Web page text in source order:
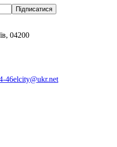
Підписатися
04200
46elcity@ukr.net